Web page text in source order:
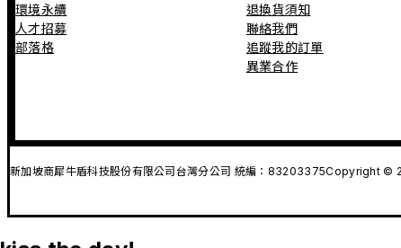
環境永續
人才招募
部落格
退換貨須知
聯絡我們
追蹤我的訂單
異業合作
新加坡商犀牛盾科技股份有限公司台灣分公司 統編：83203375Copyright ©